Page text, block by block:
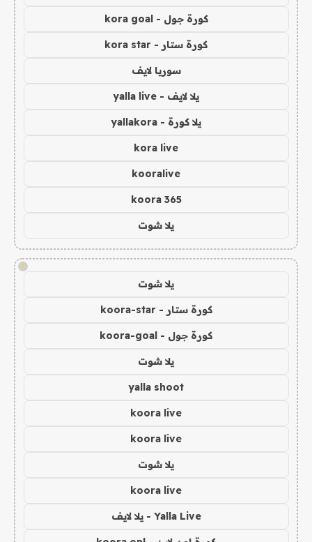
كورة جول - kora goal
كورة ستار - kora star
سوريا لايف
يلا لايف - yalla live
يلا كورة - yallakora
kora live
kooralive
koora 365
يلا شوت
!
يلا شوت
كورة ستار - koora-star
كورة جول - koora-goal
يلا شوت
yalla shoot
koora live
koora live
يلا شوت
koora live
Yalla Live - يلا لايف